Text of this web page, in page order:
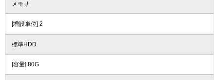
メモリ
[増設単位] 2
標準HDD
[容量] 80G